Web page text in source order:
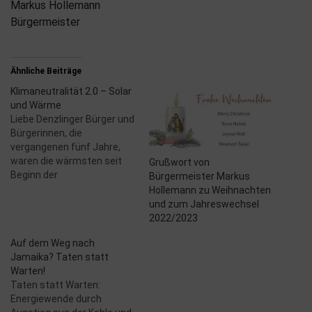
Markus Hollemann
Bürgermeister
Ähnliche Beiträge
Klimaneutralität 2.0 – Solar
und Wärme
Liebe Denzlinger Bürger und
Bürgerinnen, die
vergangenen fünf Jahre,
waren die wärmsten seit
Beginn der
Waldsterben,
Starkregenereignisse und
Wasserknappheit sind auch
für uns in Deutschland
spürbare Folgen der
Grußwort von
Bürgermeister Markus
Hollemann zu Weihnachten
und zum Jahreswechsel
2022/2023
Auf dem Weg nach
Jamaika? Taten statt
Warten!
Taten statt Warten:
Energiewende durch